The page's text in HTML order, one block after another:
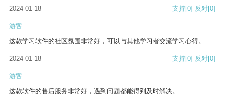
2024-01-18 支持[0] 反对[0]
游客
这款学习软件的社区氛围非常好，可以与其他学习者交流学习心得。
2024-01-18 支持[0] 反对[0]
游客
这款软件的售后服务非常好，遇到问题都能得到及时解决。